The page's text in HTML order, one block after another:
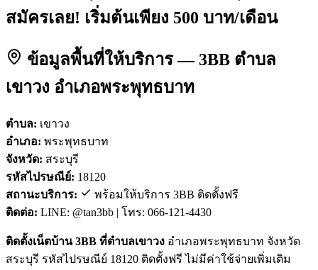
สมัครเลย! เริ่มต้นเพียง 500 บาท/เดือน
ข้อมูลพื้นที่ให้บริการ — 3BB ตำบล
เขาวง อำเภอพระพุทธบาท
ตำบล: เขาวง
อำเภอ: พระพุทธบาท
จังหวัด: สระบุรี
รหัสไปรษณีย์: 18120
สถานะบริการ:
พร้อมให้บริการ 3BB ติดตั้งฟรี
ติดต่อ: LINE: @tan3bb | โทร: 066-121-4430
ติดตั้งเน็ตบ้าน 3BB ที่ตำบลเขาวง อำเภอพระพุทธบาท จังหวัด
สระบุรี รหัสไปรษณีย์ 18120 ติดตั้งฟรี ไม่มีค่าใช้จ่ายเพิ่มเติม